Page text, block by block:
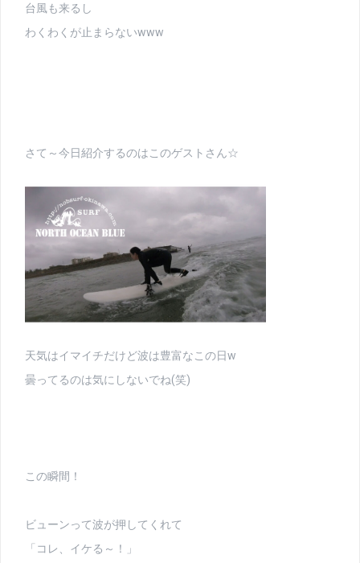
台風も来るし
わくわくが止まらないwww
さて～今日紹介するのはこのゲストさん☆
天気はイマイチだけど波は豊富なこの日w
曇ってるのは気にしないでね(笑)
この瞬間！
ビューンって波が押してくれて
「コレ、イケる～！」